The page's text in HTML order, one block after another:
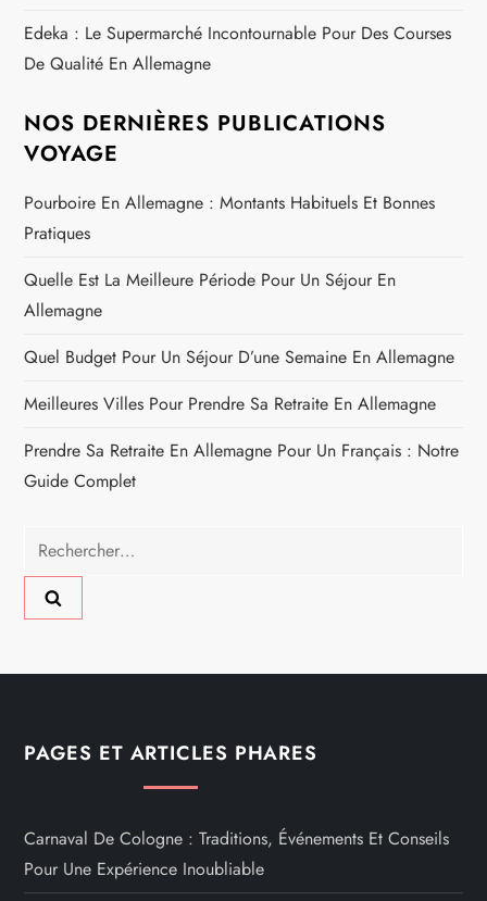
Edeka : Le Supermarché Incontournable Pour Des Courses
De Qualité En Allemagne
NOS DERNIÈRES PUBLICATIONS
VOYAGE
Pourboire En Allemagne : Montants Habituels Et Bonnes
Pratiques
Quelle Est La Meilleure Période Pour Un Séjour En
Allemagne
Quel Budget Pour Un Séjour D’une Semaine En Allemagne
Meilleures Villes Pour Prendre Sa Retraite En Allemagne
Prendre Sa Retraite En Allemagne Pour Un Français : Notre
Guide Complet
Rechercher :
PAGES ET ARTICLES PHARES
Carnaval De Cologne : Traditions, Événements Et Conseils
Pour Une Expérience Inoubliable